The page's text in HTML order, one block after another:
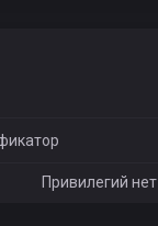
Привилегий нет